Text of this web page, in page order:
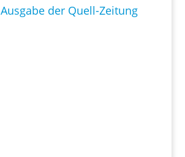
der Quell-Zeitung